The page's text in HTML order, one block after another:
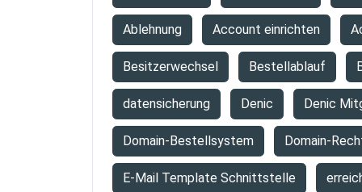
Ablehnung Account einrichten
Besitzerwechsel Bestellablauf
datensicherung Denic Denic
Domain-Bestellsystem Domain-
E-Mail Template Schnittstelle